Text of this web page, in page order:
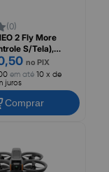
(0)
2 Fly More
S/Tela),
no PIX
em até 10 x de
juros
Comprar